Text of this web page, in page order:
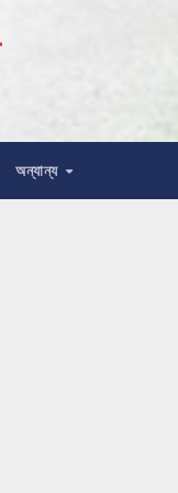
অন্যান্য